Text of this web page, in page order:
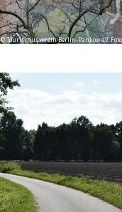
© Tourismusverein Berlin-Pankow e.V.